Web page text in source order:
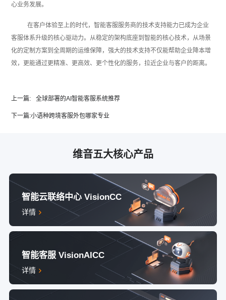
心业务发展。
在客户体验至上的时代，智能客服服务商的技术支持能力已成为企业
客服体系升级的核心驱动力。从稳定的架构底座到智能的核心技术，从场景
化的定制方案到全周期的运维保障，强大的技术支持不仅能帮助企业降本增
效，更能通过更精准、更高效、更个性化的服务，拉近企业与客户的距离。‍
上一篇: 全球部署的AI智能客服系统推荐
下一篇:小语种跨境客服外包哪家专业
维音五大核心产品
智能云联络中心 VisionCC
详情
智能客服 VisionAICC
详情